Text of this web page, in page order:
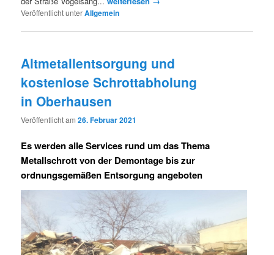
Veröffentlicht unterAllgemein
Altmetallentsorgung und
kostenlose Schrottabholung
in Oberhausen
Veröffentlicht am26. Februar 2021
Es werden alle Services rund um das Thema
Metallschrott von der Demontage bis zur
ordnungsgemäßen Entsorgung angeboten